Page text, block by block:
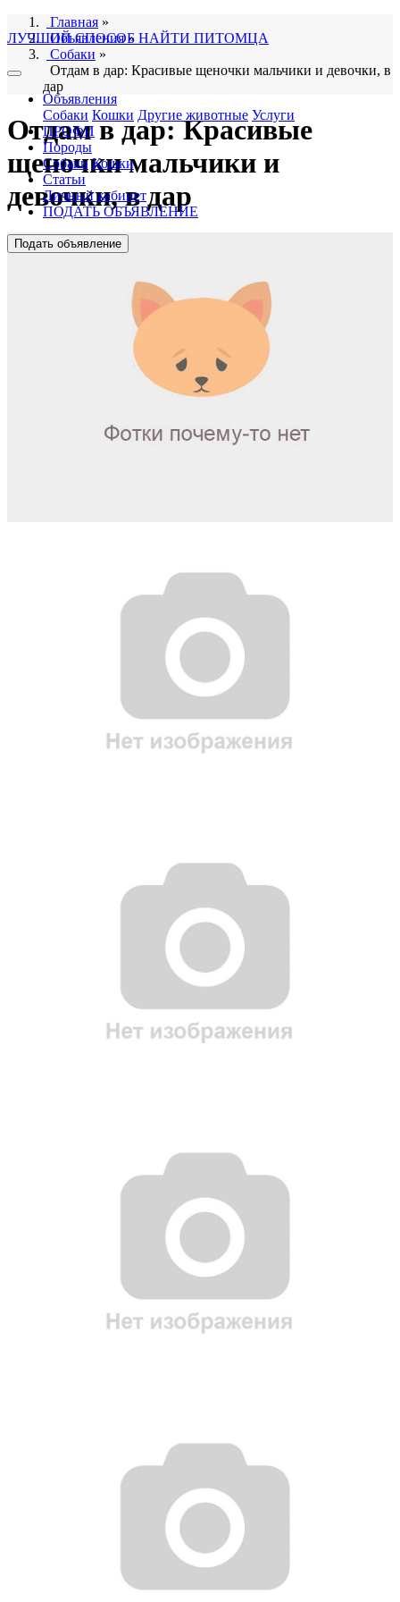
ЛУЧШИЙ СПОСОБ НАЙТИ ПИТОМЦА
Объявления
Собаки Кошки Другие животные Услуги
ПРОФИ
Породы
Собаки Кошки
Статьи
Личный кабинет
ПОДАТЬ ОБЪЯВЛЕНИЕ
Подать объявление
Главная »
Объявления»
Собаки »
Отдам в дар: Красивые щеночки мальчики и девочки, в
дар
Отдам в дар: Красивые
щеночки мальчики и
девочки, в дар